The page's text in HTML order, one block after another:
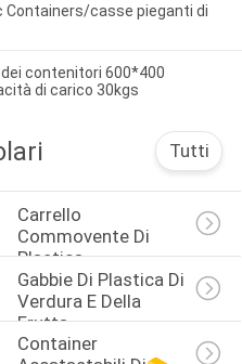
Containers/casse pieganti di
contenitori 600*400
di carico 30kgs
Tutti
Carrello
Commovente Di
Plastica
Gabbie Di Plastica Di
Verdura E Della
Frutta
Container